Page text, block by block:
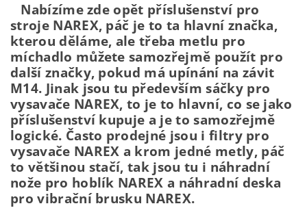
Nabízíme zde opět příslušenství pro
stroje NAREX, páč je to ta hlavní značka,
kterou děláme, ale třeba metlu pro
míchadlo můžete samozřejmě použít pro
další značky, pokud má upínání na závit
M14. Jinak jsou tu především sáčky pro
vysavače NAREX, to je to hlavní, co se jako
příslušenství kupuje a je to samozřejmě
logické. Často prodejné jsou i filtry pro
vysavače NAREX a krom jedné metly, páč
to většinou stačí, tak jsou tu i náhradní
nože pro hoblík NAREX a náhradní deska
pro vibrační brusku NAREX.